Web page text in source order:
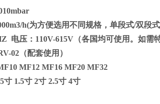
h(为方便选用不同规格，单段式/双段
电压：110V-615V（各国均可使用。如需
02（配套使用）
MF12 MF16 MF20 MF32
寸 1.5寸 2寸 2.5寸 4寸